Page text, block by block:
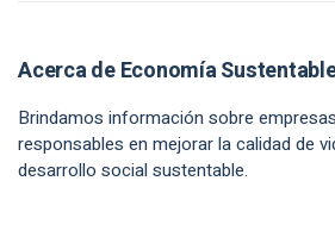
Acerca de Economía
Brindamos información sobre
responsables en mejorar la calidad de
desarrollo social sustentable.